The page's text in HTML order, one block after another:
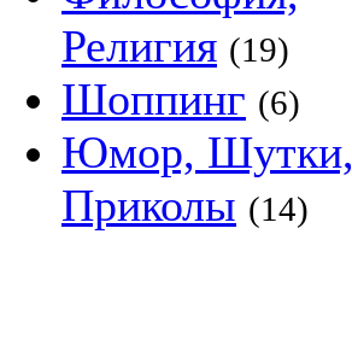
Религия (19)
Шоппинг (6)
Юмор, Шутки,
Приколы (14)